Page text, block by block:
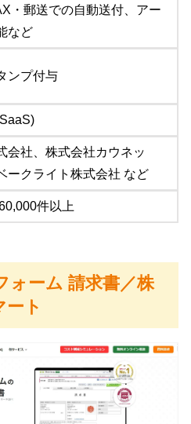
・郵送での自動送付、アー
など
ンプ付与
会社、株式会社カウネッ
ークライト株式会社 など
件以上
ォーム 請求書／株
ト